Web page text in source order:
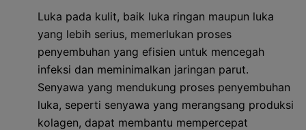
Luka pada kulit, baik luka ringan maupun luka
yang lebih serius, memerlukan proses
penyembuhan yang efisien untuk mencegah
infeksi dan meminimalkan jaringan parut.
Senyawa yang mendukung proses penyembuhan
luka, seperti senyawa yang merangsang produksi
kolagen, dapat membantu mempercepat